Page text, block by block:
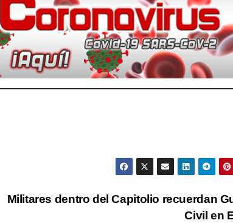
Militares dentro del Capitolio recuerdan
Civil en